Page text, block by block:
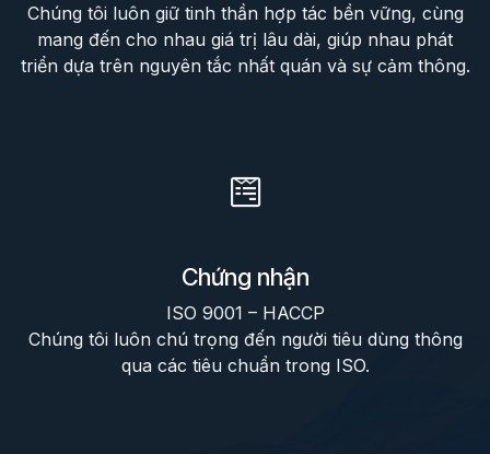
Chúng tôi luôn giữ tinh thần hợp tác bền vững, cùng
mang đến cho nhau giá trị lâu dài, giúp nhau phát
triển dựa trên nguyên tắc nhất quán và sự cảm thông.
Chứng nhận
ISO 9001 – HACCP
Chúng tôi luôn chú trọng đến người tiêu dùng thông
qua các tiêu chuẩn trong ISO.